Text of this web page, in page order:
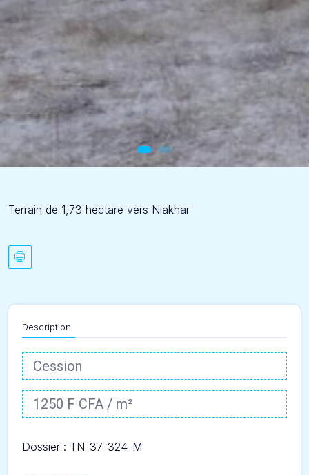
Terrain de 1,73 hectare vers Niakhar
Description
Cession
1250 F CFA / m²
Dossier : TN-37-324-M